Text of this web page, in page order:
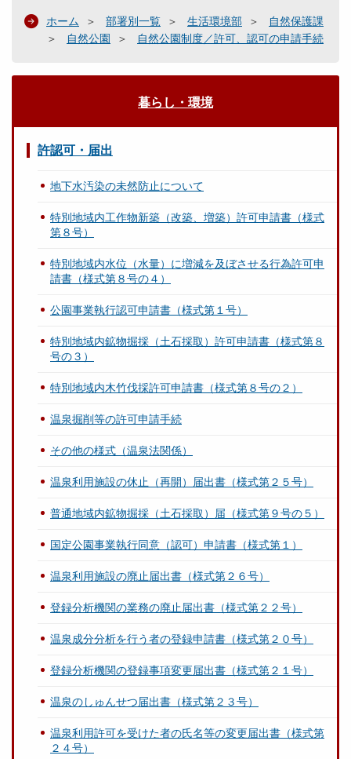
ホーム 部署別一覧 生活環境部
自然保護課
自然公園
自然公園制度／許可、認可の申請手続
暮らし・環境
許認可・届出
地下水汚染の未然防止について
特別地域内工作物新築（改築、増築）許可申請書（様式
第８号）
特別地域内水位（水量）に増減を及ぼさせる行為許可申
請書（様式第８号の４）
公園事業執行認可申請書（様式第１号）
特別地域内鉱物掘採（土石採取）許可申請書（様式第８
号の３）
特別地域内木竹伐採許可申請書（様式第８号の２）
温泉掘削等の許可申請手続
その他の様式（温泉法関係）
温泉利用施設の休止（再開）届出書（様式第２５号）
普通地域内鉱物掘採（土石採取）届（様式第９号の５）
国定公園事業執行同意（認可）申請書（様式第１）
温泉利用施設の廃止届出書（様式第２６号）
登録分析機関の業務の廃止届出書（様式第２２号）
温泉成分分析を行う者の登録申請書（様式第２０号）
登録分析機関の登録事項変更届出書（様式第２１号）
温泉のしゅんせつ届出書（様式第２３号）
温泉利用許可を受けた者の氏名等の変更届出書（様式第
２４号）